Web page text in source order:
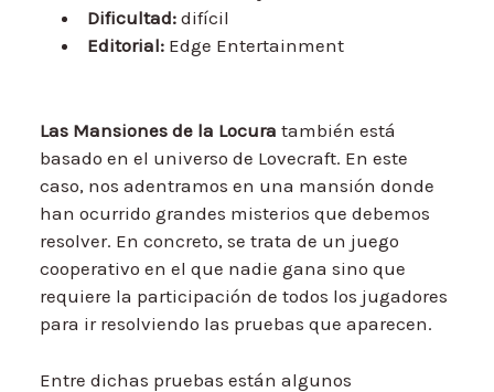
Dificultad: difícil
Editorial: Edge Entertainment
Las Mansiones de la Locura también está
basado en el universo de Lovecraft. En este
caso, nos adentramos en una mansión donde
han ocurrido grandes misterios que debemos
resolver. En concreto, se trata de un juego
cooperativo en el que nadie gana sino que
requiere la participación de todos los jugadores
para ir resolviendo las pruebas que aparecen.
Entre dichas pruebas están algunos